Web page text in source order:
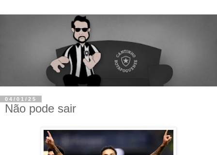
04/01/25
Não pode sair